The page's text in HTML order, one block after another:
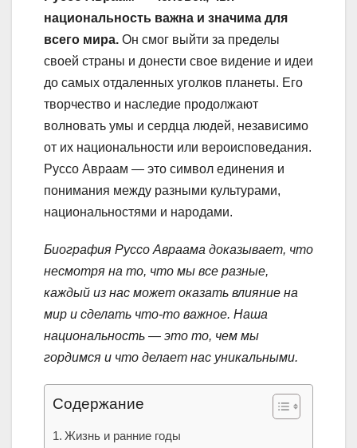
национальность важна и значима для
всего мира. Он смог выйти за пределы
своей страны и донести свое видение и идеи
до самых отдаленных уголков планеты. Его
творчество и наследие продолжают
волновать умы и сердца людей, независимо
от их национальности или вероисповедания.
Руссо Авраам — это символ единения и
понимания между разными культурами,
национальностями и народами.
Биография Руссо Авраама доказывает, что
несмотря на то, что мы все разные,
каждый из нас может оказать влияние на
мир и сделать что-то важное. Наша
национальность — это то, чем мы
гордимся и что делает нас уникальными.
Содержание
Жизнь и ранние годы